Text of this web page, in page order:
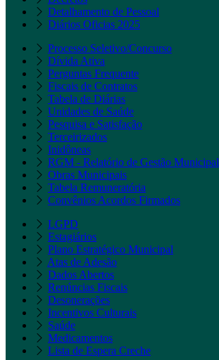
Detalhamento de Pessoal
Diários Oficias 2025
Processo Seletivo/Concurso
Dívida Ativa
Perguntas Frequente
Fiscais de Contratos
Tabela de Diárias
Unidades de Saúde
Pesquisa e Satisfação
Terceirizados
Inidôneas
RGM - Relatório de Gestão Municipal
Obras Municipais
Tabela Remuneratória
Convênios Acordos Firmados
LGPD
Estagiários
Plano Estratégico Municipal
Atas de Adesão
Dados Abertos
Renúncias Fiscais
Desonerações
Incentivos Culturais
Saúde
Medicamentos
Lista de Espera Creche